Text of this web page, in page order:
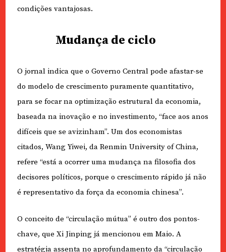
condições vantajosas.
Mudança de ciclo
O jornal indica que o Governo Central pode afastar-se
do modelo de crescimento puramente quantitativo,
para se focar na optimização estrutural da economia,
baseada na inovação e no investimento, “face aos anos
difíceis que se avizinham”. Um dos economistas
citados, Wang Yiwei, da Renmin University of China,
refere “está a ocorrer uma mudança na filosofia dos
decisores políticos, porque o crescimento rápido já não
é representativo da força da economia chinesa”.
O conceito de “circulação mútua” é outro dos pontos-
chave, que Xi Jinping já mencionou em Maio. A
estratégia assenta no aprofundamento da “circulação